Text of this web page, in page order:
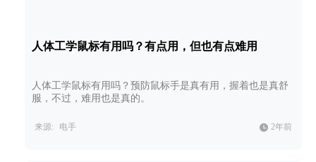
人体工学鼠标有用吗？有点用，但也有点难用
人体工学鼠标有用吗？预防鼠标手是真有用，握着也是真舒
服，不过，难用也是真的。
来源: 电手 2年前